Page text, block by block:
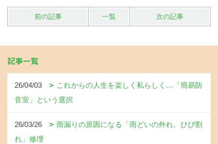
前の記事 一覧 次の記事
記事一覧
26/04/03
これからの人生を楽しく私らしく…「簡易防
音室」という選択
26/03/26
雨漏りの原因になる「雨どいの外れ、ひび割
れ」修理